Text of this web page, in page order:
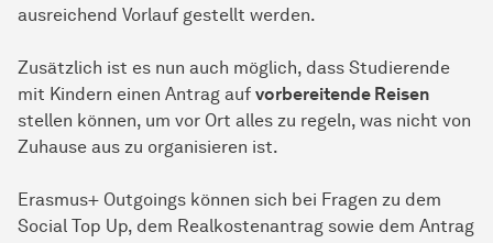
ausreichend Vorlauf gestellt werden.
Zusätzlich ist es nun auch möglich, dass Studierende
mit Kindern einen Antrag auf vorbereitende Reisen
stellen können, um vor Ort alles zu regeln, was nicht von
Zuhause aus zu organisieren ist.
Erasmus+ Outgoings können sich bei Fragen zu dem
Social Top Up, dem Realkostenantrag sowie dem Antrag